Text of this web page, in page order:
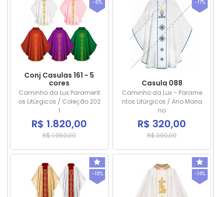
-6%
Conj Casulas 161 - 5
cores
Caminho da Lux Parament
os Litúrgicos / Coleção 202
1
R$ 1.820,00
R$ 1.950,00
-17%
Casula 088
Caminho da Lux - Parame
ntos Litúrgicos / Ano Maria
no
R$ 320,00
R$ 390,00
-18% -14%